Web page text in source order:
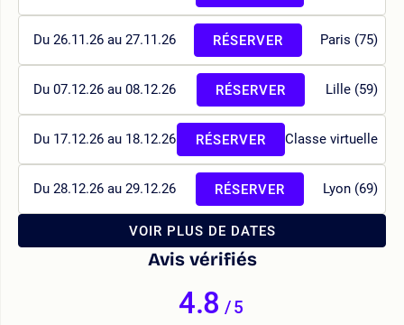
Du 26.11.26 au 27.11.26 Paris (75)
RÉSERVER
Du 07.12.26 au 08.12.26 Lille (59)
RÉSERVER
Du 17.12.26 au 18.12.26 Classe virtuelle
RÉSERVER
Du 28.12.26 au 29.12.26 Lyon (69)
RÉSERVER
VOIR PLUS DE DATES
Avis vérifiés
4.8/5